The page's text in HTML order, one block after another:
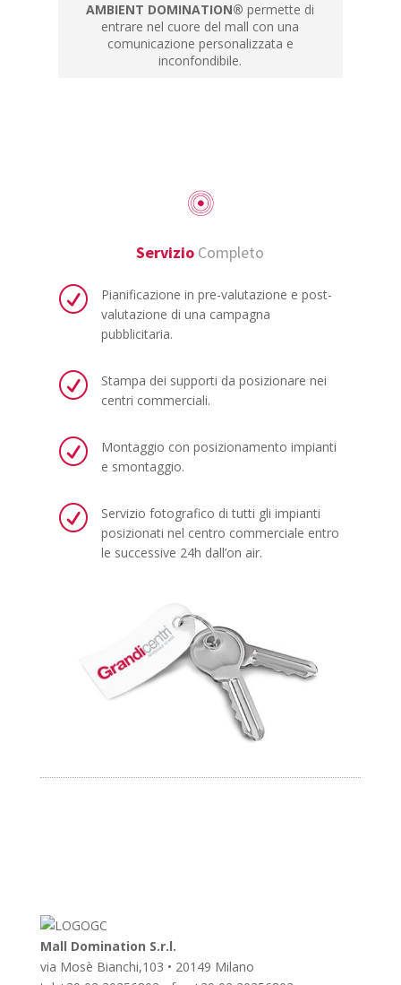
AMBIENT DOMINATION® permette di
entrare nel cuore del mall con una
comunicazione personalizzata e
inconfondibile.
Servizio Completo
R
Pianificazione in pre-valutazione e post-
valutazione di una campagna
pubblicitaria.
R
Stampa dei supporti da posizionare nei
centri commerciali.
R
Montaggio con posizionamento impianti
e smontaggio.
R
Servizio fotografico di tutti gli impianti
posizionati nel centro commerciale entro
le successive 24h dall’on air.
Mall Domination S.r.l.
via Mosè Bianchi,103 • 20149 Milano